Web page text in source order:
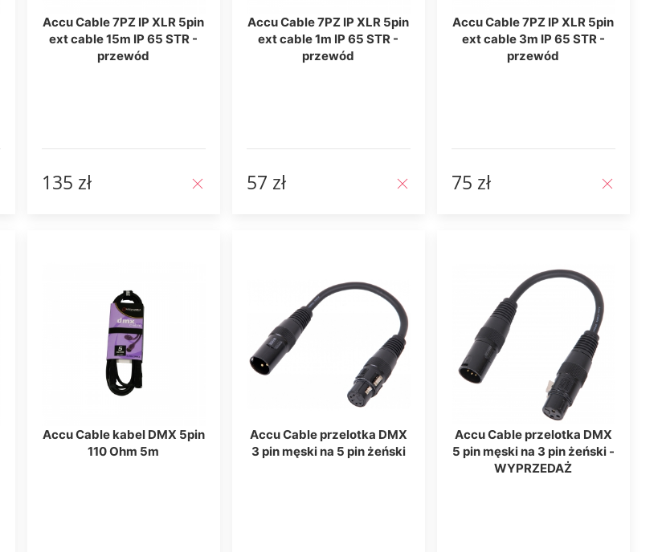
Accu Cable 7PZ IP XLR 5pin
ext cable 15m IP 65 STR -
przewód
135 zł
Accu Cable 7PZ IP XLR 5pin
ext cable 1m IP 65 STR -
przewód
57 zł
Accu Cable 7PZ IP XLR 5pin
ext cable 3m IP 65 STR -
przewód
75 zł
Accu Cable kabel DMX 5pin
110 Ohm 5m
Accu Cable przelotka DMX
3 pin męski na 5 pin żeński
Accu Cable przelotka DMX
5 pin męski na 3 pin żeński -
WYPRZEDAŻ